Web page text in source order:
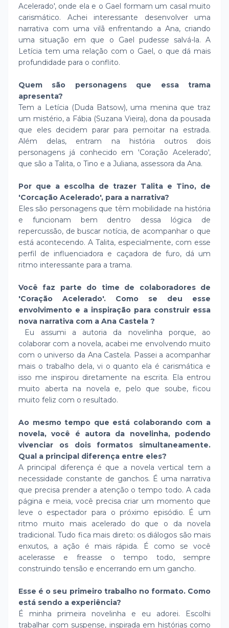
Acelerado', onde ela e o Gael formam um casal muito
carismático. Achei interessante desenvolver uma
narrativa com uma vilã enfrentando a Ana, criando
uma situação em que o Gael pudesse salvá-la. A
Letícia tem uma relação com o Gael, o que dá mais
profundidade para o conflito.
Quem são personagens que essa trama
apresenta?
Tem a Letícia (Duda Batsow), uma menina que traz
um mistério, a Fábia (Suzana Vieira), dona da pousada
que eles decidem parar para pernoitar na estrada.
Além delas, entram na história outros dois
personagens já conhecido em 'Coração Acelerado',
que são a Talita, o Tino e a Juliana, assessora da Ana.
Por que a escolha de trazer Talita e Tino, de
'Corcação Acelerado', para a narrativa?
Eles são personagens que têm mobilidade na história
e funcionam bem dentro dessa lógica de
repercussão, de buscar notícia, de acompanhar o que
está acontecendo. A Talita, especialmente, com esse
perfil de influenciadora e caçadora de furo, dá um
ritmo interessante para a trama.
Você faz parte do time de colaboradores de
'Coração Acelerado'. Como se deu esse
envolvimento e a inspiração para construir essa
nova narrativa com a Ana Castela ?
Eu assumi a autoria da novelinha porque, ao
colaborar com a novela, acabei me envolvendo muito
com o universo da Ana Castela. Passei a acompanhar
mais o trabalho dela, vi o quanto ela é carismática e
isso me inspirou diretamente na escrita. Ela entrou
muito aberta na novela e, pelo que soube, ficou
muito feliz com o resultado.
Ao mesmo tempo que está colaborando com a
novela, você é autora da novelinha, podendo
vivenciar os dois formatos simultaneamente.
Qual a principal diferença entre eles?
A principal diferença é que a novela vertical tem a
necessidade constante de ganchos. É uma narrativa
que precisa prender a atenção o tempo todo. A cada
página e meia, você precisa criar um momento que
leve o espectador para o próximo episódio. É um
ritmo muito mais acelerado do que o da novela
tradicional. Tudo fica mais direto: os diálogos são mais
enxutos, a ação é mais rápida. É como se você
acelerasse e freasse o tempo todo, sempre
construindo tensão e encerrando em um gancho.
Esse é o seu primeiro trabalho no formato. Como
está sendo a experiência?
É minha primeira novelinha e eu adorei. Escolhi
trabalhar com suspense, inspirada em histórias como